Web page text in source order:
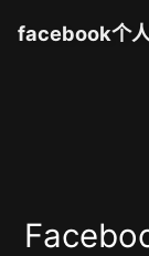
facebook个